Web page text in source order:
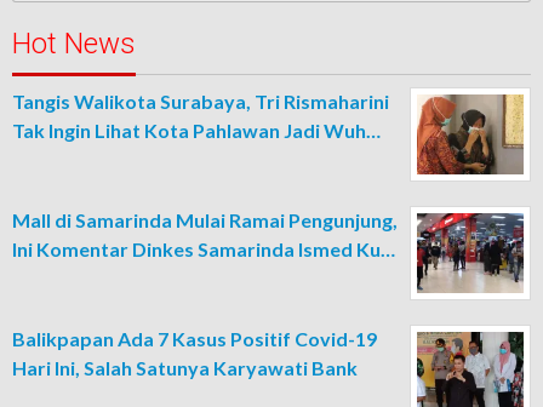
Hot News
Tangis Walikota Surabaya, Tri Rismaharini
Tak Ingin Lihat Kota Pahlawan Jadi Wuh…
Mall di Samarinda Mulai Ramai Pengunjung,
Ini Komentar Dinkes Samarinda Ismed Ku…
Balikpapan Ada 7 Kasus Positif Covid-19
Hari Ini, Salah Satunya Karyawati Bank